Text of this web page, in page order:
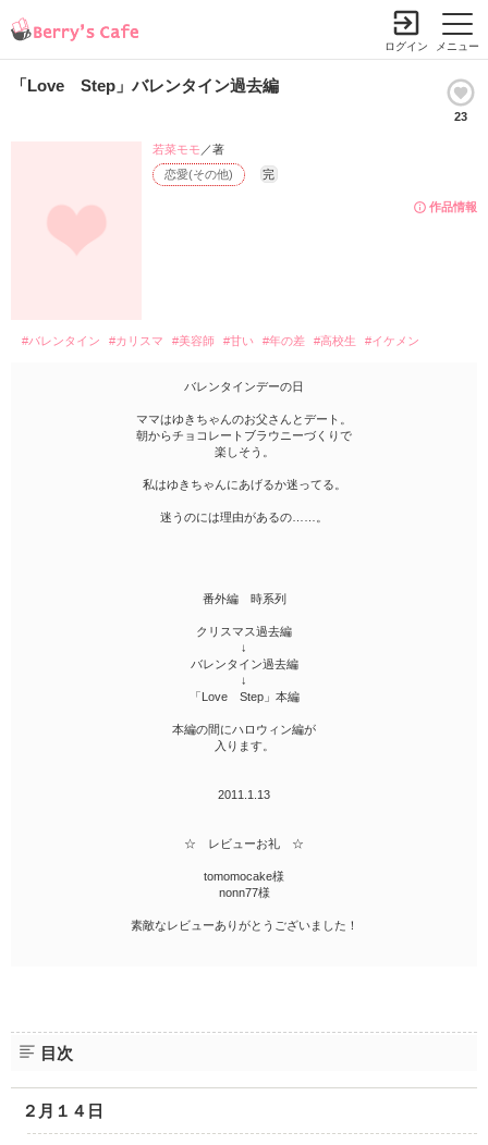
メニュー
ログイン
「Love Step」バレンタイン過去編
23
作品情報
恋愛(その他) 完
若菜モモ ／著
#バレンタイン #カリスマ #美容師 #甘い #年の差 #高校生 #イケメン
バレンタインデーの日
ママはゆきちゃんのお父さんとデート。
朝からチョコレートブラウニーづくりで
楽しそう。
私はゆきちゃんにあげるか迷ってる。
迷うのには理由があるの……。
番外編 時系列
クリスマス過去編
↓
バレンタイン過去編
↓
「Love Step」本編
本編の間にハロウィン編が
入ります。
2011.1.13
☆ レビューお礼 ☆
tomomocake様
nonn77様
素敵なレビューありがとうございました！
目次
２月１４日